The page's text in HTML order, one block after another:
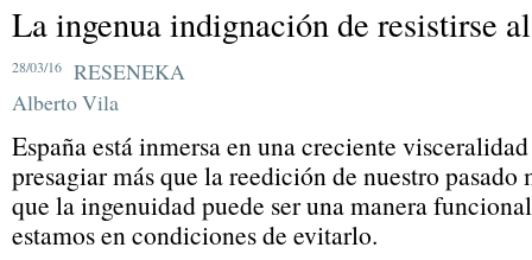
La ingenua indignación de resistirse
28/03/16
RESENEKA
Alberto Vila
España está inmersa en una creciente
presagiar más que la reedición de nuestro pasado
que la ingenuidad puede ser una manera
estamos en condiciones de evitarlo.